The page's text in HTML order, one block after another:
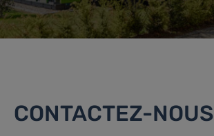
CONTACTEZ-NOUS